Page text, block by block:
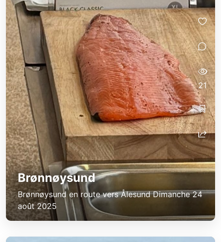
Brønnøysund
Brønnøysund en route vers Ålesund Dimanche 24
août 2025
21